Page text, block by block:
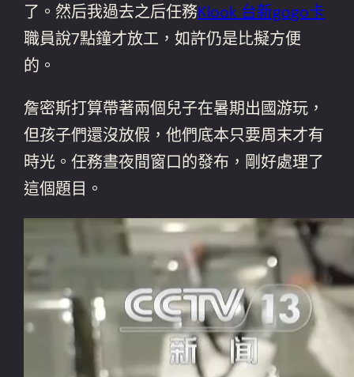
了。然后我過去之后任務Klook 台新gogo卡
職員說7點鐘才放工，如許仍是比擬方便
的。
詹密斯打算帶著兩個兒子在暑期出國游玩，
但孩子們還沒放假，他們底本只要周末才有
時光。任務晝夜間窗口的發布，剛好處理了
這個題目。